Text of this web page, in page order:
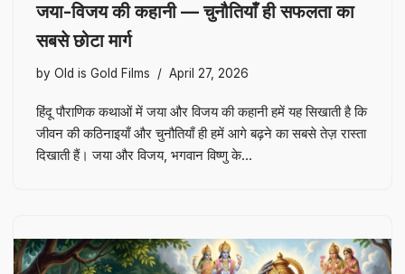
जया-विजय की कहानी — चुनौतियाँ ही सफलता का
सबसे छोटा मार्ग
by Old is Gold Films April 27, 2026
हिंदू पौराणिक कथाओं में जया और विजय की कहानी हमें यह सिखाती है कि
जीवन की कठिनाइयाँ और चुनौतियाँ ही हमें आगे बढ़ने का सबसे तेज़ रास्ता
दिखाती हैं। जया और विजय, भगवान विष्णु के…